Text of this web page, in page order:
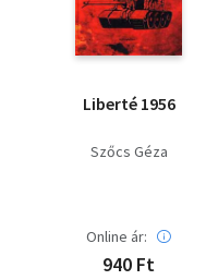
Liberté 1956
Szőcs Géza
Online ár:
940 Ft